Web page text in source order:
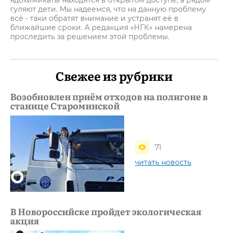
гуляют дети. Мы надеемся, что на данную проблему
всё - таки обратят внимание и устранят её в
ближайшие сроки. А редакция «НГК» намерена
проследить за решением этой проблемы.
Свежее из рубрики
Возобновлен приём отходов на полигоне в
станице Староминской
71
читать новость
В Новороссийске пройдет экологическая
акция